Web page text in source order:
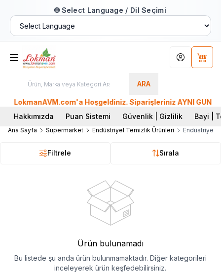
🌐 Select Language / Dil Seçimi
ARA
Hesabım
LokmanAVM.com'a Hoşgeldiniz. Siparişleriniz AYNI GÜN
Hakkımızda
Puan Sistemi Güvenlik | Gizlilik Bayi |
Ana Sayfa Süpermarket Endüstriyel Temizlik Ürünleri Endüstriyel
Filtrele Sırala
Ürün bulunamadı
Bu listede şu anda ürün bulunmamaktadır. Diğer kategorileri
inceleyerek ürün keşfedebilirsiniz.